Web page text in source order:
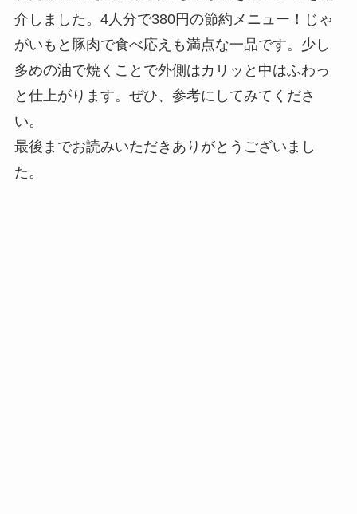
介しました。4人分で380円の節約メニュー！じゃ
がいもと豚肉で食べ応えも満点な一品です。少し
多めの油で焼くことで外側はカリッと中はふわっ
と仕上がります。ぜひ、参考にしてみてくださ
い。
最後までお読みいただきありがとうございまし
た。